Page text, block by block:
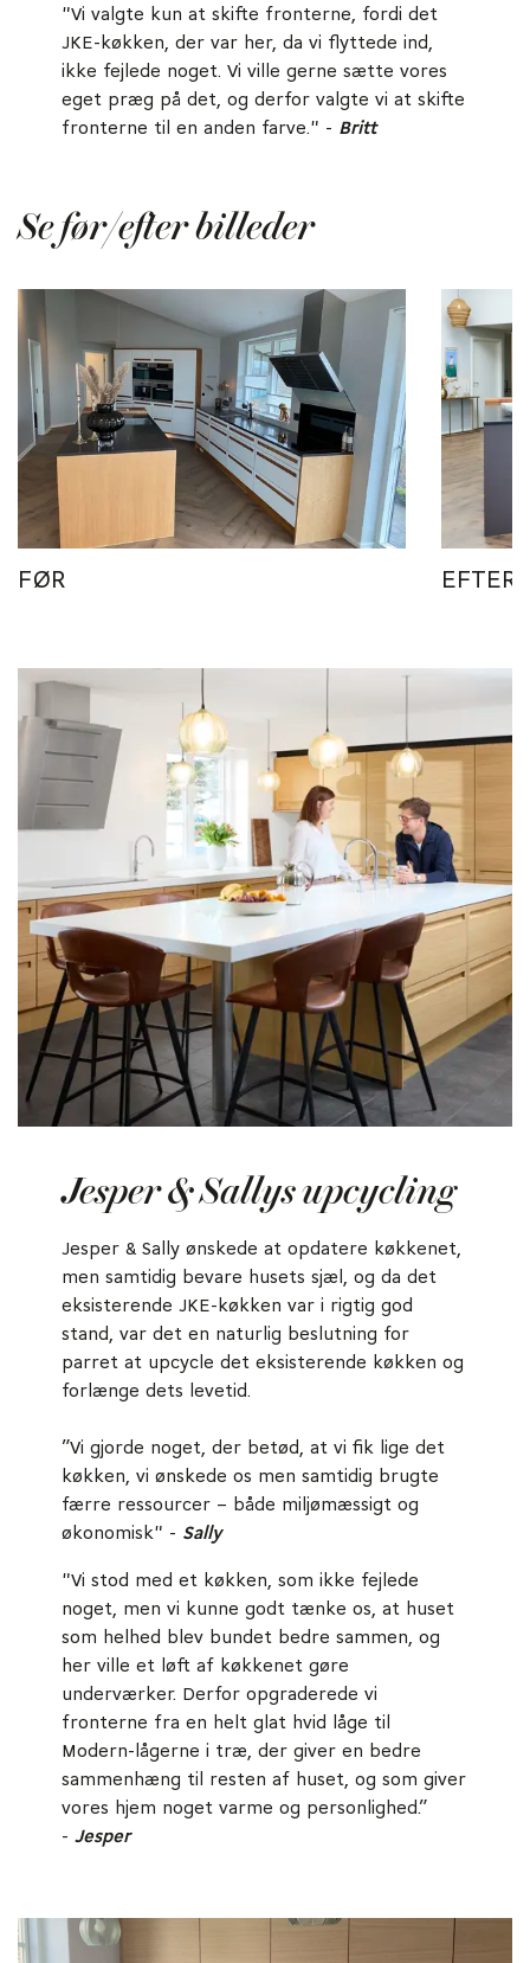
"Vi valgte kun at skifte fronterne, fordi det
JKE-køkken, der var her, da vi flyttede ind,
ikke fejlede noget. Vi ville gerne sætte vores
eget præg på det, og derfor valgte vi at skifte
fronterne til en anden farve." - Britt
Se før/efter billeder
FØR EFTER
Jesper & Sallys upcycling
Jesper & Sally ønskede at opdatere køkkenet,
men samtidig bevare husets sjæl, og da det
eksisterende JKE-køkken var i rigtig god
stand, var det en naturlig beslutning for
parret at upcycle det eksisterende køkken og
forlænge dets levetid.
”Vi gjorde noget, der betød, at vi fik lige det
køkken, vi ønskede os men samtidig brugte
færre ressourcer – både miljømæssigt og
økonomisk" - Sally
"Vi stod med et køkken, som ikke fejlede
noget, men vi kunne godt tænke os, at huset
som helhed blev bundet bedre sammen, og
her ville et løft af køkkenet gøre
underværker. Derfor opgraderede vi
fronterne fra en helt glat hvid låge til
Modern-lågerne i træ, der giver en bedre
sammenhæng til resten af huset, og som giver
vores hjem noget varme og personlighed.”
-Jesper